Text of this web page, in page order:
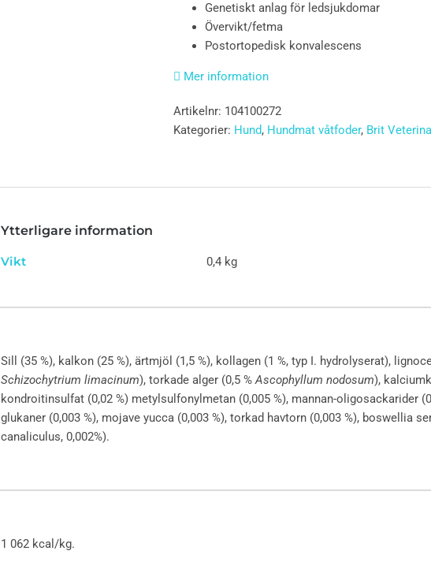
Genetiskt anlag för ledsjukdomar
Övervikt/fetma
Postortopedisk konvalescens
Mer information
Artikelnr: 104100272
Kategorier: Hund, Hundmat våtfoder, Brit
Ytterligare information
Vikt 0,4 kg
Sill (35 %), kalkon (25 %), ärtmjöl (1,5 %), kollagen (1 %, typ I. hydrolyserat),
Schizochytrium limacinum), torkade alger (0,5 %Ascophyllum nodosum),
kondroitinsulfat (0,02 %) metylsulfonylmetan (0,005 %), mannan-oligosackarider
glukaner (0,003 %), mojave yucca (0,003 %), torkad havtorn (0,003 %), boswellia
canaliculus, 0,002%).
1 062 kcal/kg.